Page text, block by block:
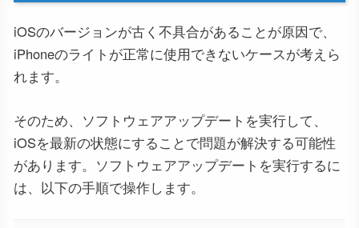
iOSのバージョンが古く不具合があることが原因で、
iPhoneのライトが正常に使用できないケースが考えら
れます。
そのため、ソフトウェアアップデートを実行して、
iOSを最新の状態にすることで問題が解決する可能性
があります。ソフトウェアアップデートを実行するに
は、以下の手順で操作します。